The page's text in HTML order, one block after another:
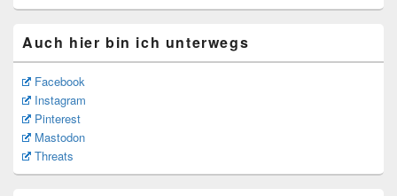
Auch hier bin ich unterwegs
Facebook
Instagram
Pinterest
Mastodon
Threats